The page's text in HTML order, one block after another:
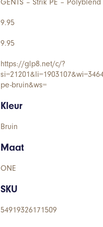
GENTS – Strik PE –
9.95
9.95
https://glp8.net/c/?
pe-bruin&ws=
Kleur
Bruin
Maat
ONE
SKU
54919326171509